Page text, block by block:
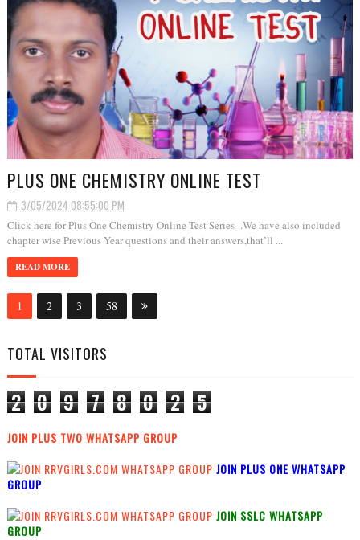
PLUS ONE CHEMISTRY ONLINE TEST
3/05/2024 08:55:00 PM
Click here for Plus One Chemistry Online Test Series .We have also included
chapter wise Previous Year questions and their answers,that’ll ...
READ MORE
1 2 3 58
TOTAL VISITORS
2 0 9 7 8 0 2 5
JOIN PLUS TWO WHATSAPP GROUP
JOIN PLUS ONE WHATSAPP
GROUP
JOIN SSLC WHATSAPP
GROUP